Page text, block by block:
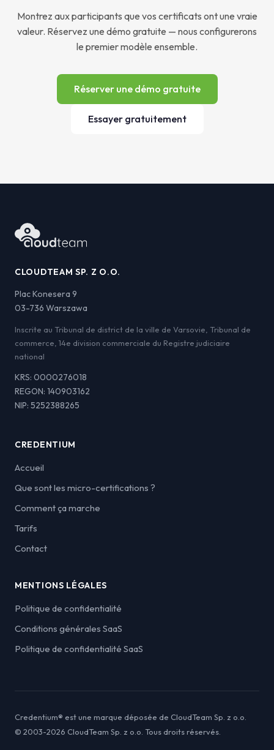
Montrez aux participants que vos certificats ont une vraie
valeur. Réservez une démo gratuite — nous configurerons
le premier modèle ensemble.
Réserver une démo gratuite
Essayer gratuitement
CLOUDTEAM SP. Z O.O.
Plac Konesera 9
03-736 Warszawa
Inscrite au Tribunal de district de la ville de Varsovie, Tribunal de
commerce, 14e division commerciale du Registre judiciaire
national
KRS: 0000276018
REGON: 140903162
NIP: 5252388265
CREDENTIUM
Accueil
Que sont les micro-certifications ?
Comment ça marche
Tarifs
Contact
MENTIONS LÉGALES
Politique de confidentialité
Conditions générales SaaS
Politique de confidentialité SaaS
Credentium® est une marque déposée de CloudTeam Sp. z o.o.
© 2003-2026 CloudTeam Sp. z o.o. Tous droits réservés.